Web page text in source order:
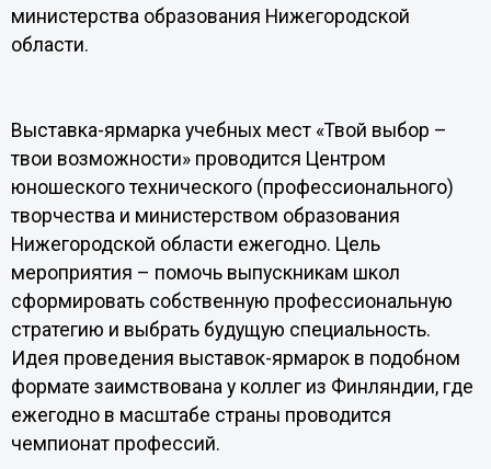
министерства образования Нижегородской
области.
Выставка-ярмарка учебных мест «Твой выбор –
твои возможности» проводится Центром
юношеского технического (профессионального)
творчества и министерством образования
Нижегородской области ежегодно. Цель
мероприятия – помочь выпускникам школ
сформировать собственную профессиональную
стратегию и выбрать будущую специальность.
Идея проведения выставок-ярмарок в подобном
формате заимствована у коллег из Финляндии, где
ежегодно в масштабе страны проводится
чемпионат профессий.